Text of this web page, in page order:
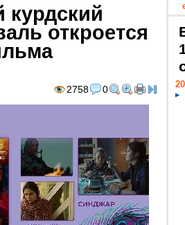
курдский
откроется
2758 0